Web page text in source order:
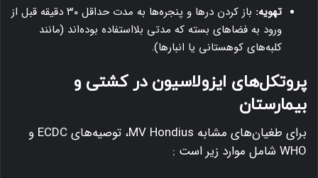
تهویه:
باز کردن درها و پنجره‌ها به مدت حداقل ۳۰ دقیقه قبل از
ورود به فضاهای بسته که مدتی بلااستفاده بوده‌اند (مانند
کلبه‌های کوهستانی یا انبارها).
پروتکل‌های ایزولاسیون در کشتی و
بیمارستان
برای طغیان‌های مشابه MV Hondius، توصیه‌های ECDC و
WHO شامل موارد زیر است
: